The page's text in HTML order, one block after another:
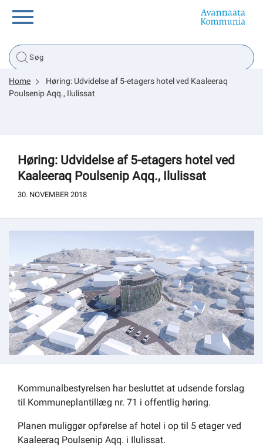
Borger
Erhverv
Tsunami
sullissivik.gl
Om kommunen
Home
Høring: Udvidelse af 5-etagers hotel ved Kaaleeraq
Poulsenip Aqq., Ilulissat
Høring: Udvidelse af 5-etagers hotel ved
Kaaleeraq Poulsenip Aqq., Ilulissat
30. NOVEMBER 2018
Kommunalbestyrelsen har besluttet at udsende forslag
til Kommuneplantillæg nr. 71 i offentlig høring.
Planen muliggør opførelse af hotel i op til 5 etager ved
Kaaleeraq Poulsenip Aqq. i Ilulissat.